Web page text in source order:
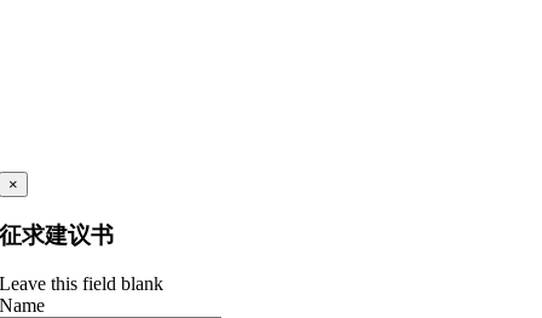
×
征求建议书
Leave this field blank
Name